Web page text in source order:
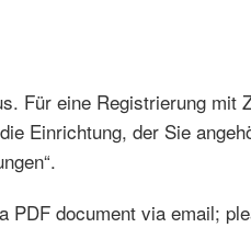
Für eine Registrierung mit
Einrichtung, der Sie
document via email;